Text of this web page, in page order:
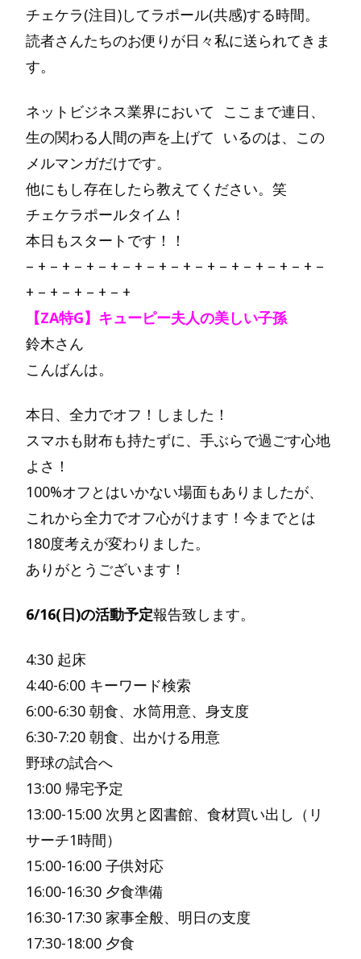
チェケラ(注目)してラポール(共感)する時間。
読者さんたちのお便りが日々私に送られてきま
す。
ネットビジネス業界において ここまで連日、
生の関わる人間の声を上げて いるのは、この
メルマンガだけです。
他にもし存在したら教えてください。笑
チェケラポールタイム！
本日もスタートです！！
– + – + – + – + – + – + – + – + – + – + – + – + –
+ – + – + – + – +
【ZA特G】キューピー夫人の美しい子孫
鈴木さん
こんばんは。
本日、全力でオフ！しました！
スマホも財布も持たずに、手ぶらで過ごす心地
よさ！
100%オフとはいかない場面もありましたが、
これから全力でオフ心がけます！今までとは
180度考えが変わりました。
ありがとうございます！
6/16(日)の活動予定報告致します。
4:30 起床
4:40-6:00 キーワード検索
6:00-6:30 朝食、水筒用意、身支度
6:30-7:20 朝食、出かける用意
野球の試合へ
13:00 帰宅予定
13:00-15:00 次男と図書館、食材買い出し（リ
サーチ1時間）
15:00-16:00 子供対応
16:00-16:30 夕食準備
16:30-17:30 家事全般、明日の支度
17:30-18:00 夕食